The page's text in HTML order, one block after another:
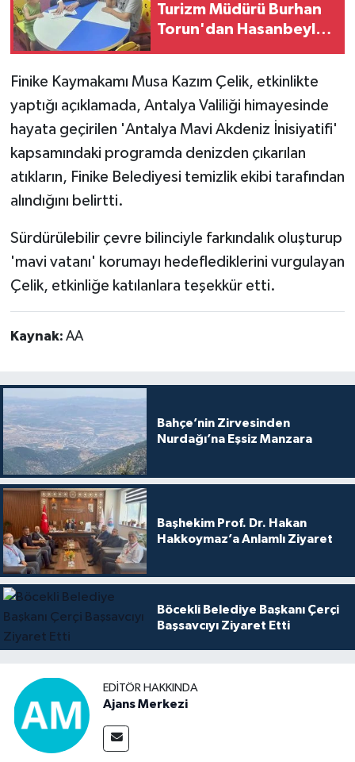
Turizm Müdürü Burhan
Torun'dan Hasanbeyli
Finike Kaymakamı Musa Kazım Çelik, etkinlikte
yaptığı açıklamada, Antalya Valiliği himayesinde
hayata geçirilen 'Antalya Mavi Akdeniz İnisiyatifi'
kapsamındaki programda denizden çıkarılan
atıkların, Finike Belediyesi temizlik ekibi tarafından
alındığını belirtti.
Sürdürülebilir çevre bilinciyle farkındalık oluşturup
'mavi vatanı' korumayı hedeflediklerini vurgulayan
Çelik, etkinliğe katılanlara teşekkür etti.
Kaynak: AA
Bahçe’nin Zirvesinden
Nurdağı’na Eşsiz Manzara
Başhekim Prof. Dr. Hakan
Hakkoymaz’a Anlamlı Ziyaret
Böcekli Belediye Başkanı Çerçi
Başsavcıyı Ziyaret Etti
EDITÖR HAKKINDA
Ajans Merkezi